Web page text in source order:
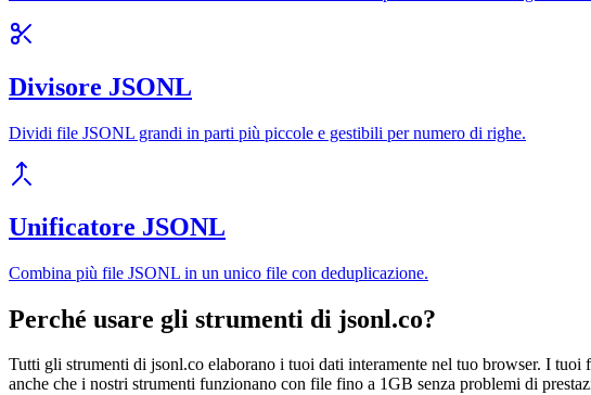
Divisore JSONL
Dividi file JSONL grandi in parti più piccole e gestibili per numero di righe.
Unificatore JSONL
Combina più file JSONL in un unico file con deduplicazione.
Perché usare gli strumenti di jsonl.co?
Tutti gli strumenti di jsonl.co elaborano i tuoi dati interamente nel tuo browser. I
anche che i nostri strumenti funzionano con file fino a 1GB senza problemi di